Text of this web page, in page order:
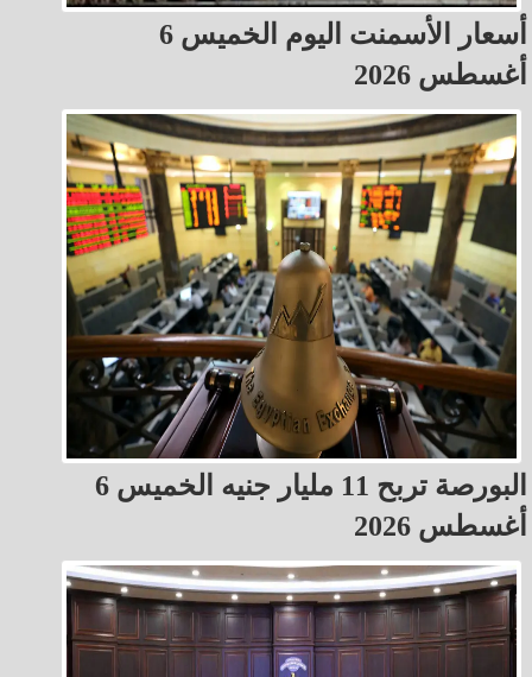
أسعار الأسمنت اليوم الخميس 6
أغسطس 2026
البورصة تربح 11 مليار جنيه الخميس 6
أغسطس 2026